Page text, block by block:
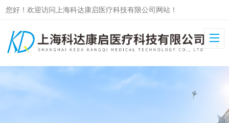
您好！欢迎访问上海科达康启医疗科技有限公司网站！